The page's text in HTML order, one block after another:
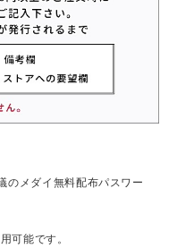
のメダイ無料配布パスワー
可能です。